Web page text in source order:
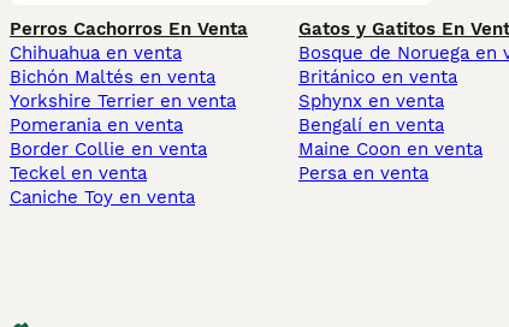
Perros Cachorros En Venta
Chihuahua en venta
Bichón Maltés en venta
Yorkshire Terrier en venta
Pomerania en venta
Border Collie en venta
Teckel en venta
Caniche Toy en venta
Gatos y Gatitos En
Bosque de Noruega en
Británico en venta
Sphynx en venta
Bengalí en venta
Maine Coon en venta
Persa en venta